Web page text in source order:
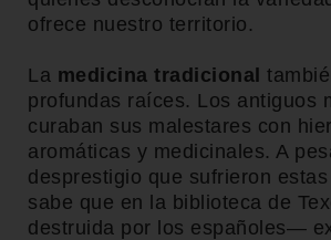
ofrece nuestro territorio.
La medicina tradicional
profundas raíces. Los antiguos
curaban sus malestares con
aromáticas y medicinales. A
desprestigio que sufrieron
sabe que en la biblioteca de
destruida por los españoles—